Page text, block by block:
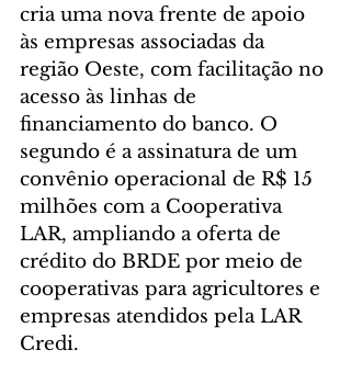
cria uma nova frente de apoio
às empresas associadas da
região Oeste, com facilitação no
acesso às linhas de
financiamento do banco. O
segundo é a assinatura de um
convênio operacional de R$ 15
milhões com a Cooperativa
LAR, ampliando a oferta de
crédito do BRDE por meio de
cooperativas para agricultores e
empresas atendidos pela LAR
Credi.